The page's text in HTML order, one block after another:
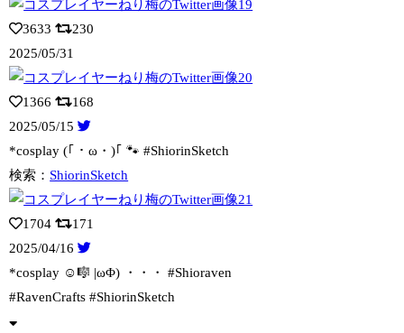
3633
230
2025/05/31
1366
168
2025/05/15
*cosplay (｢・ω・)｢ 🐾 #ShiorinSketch
検索： ShiorinSketch
1704
171
2025/04/16
*cosplay ☺️🎼 |ωΦ) ・・・ #Shioraven
#RavenCrafts #ShiorinSketch